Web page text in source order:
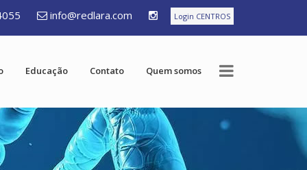
info@redlara.com Login CENTROS
Educação Contato Quem somos